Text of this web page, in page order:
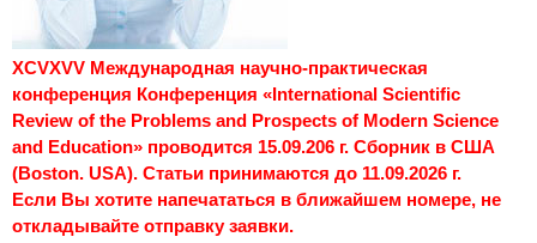
XCVXVV Международная научно-практическая
конференция Конференция «International Scientific
Review of the Problems and Prospects of Modern Science
and Education» проводится 15.09.206 г. Сборник в США
(Boston. USA). Статьи принимаются до 11.09.2026 г.
Если Вы хотите напечататься в ближайшем номере, не
откладывайте отправку заявки.